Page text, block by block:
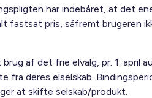
har indebåret, at det
pris, såfremt brugeren
af det frie elvalg, pr. 1.
deres elselskab.
at skifte selskab/produkt.